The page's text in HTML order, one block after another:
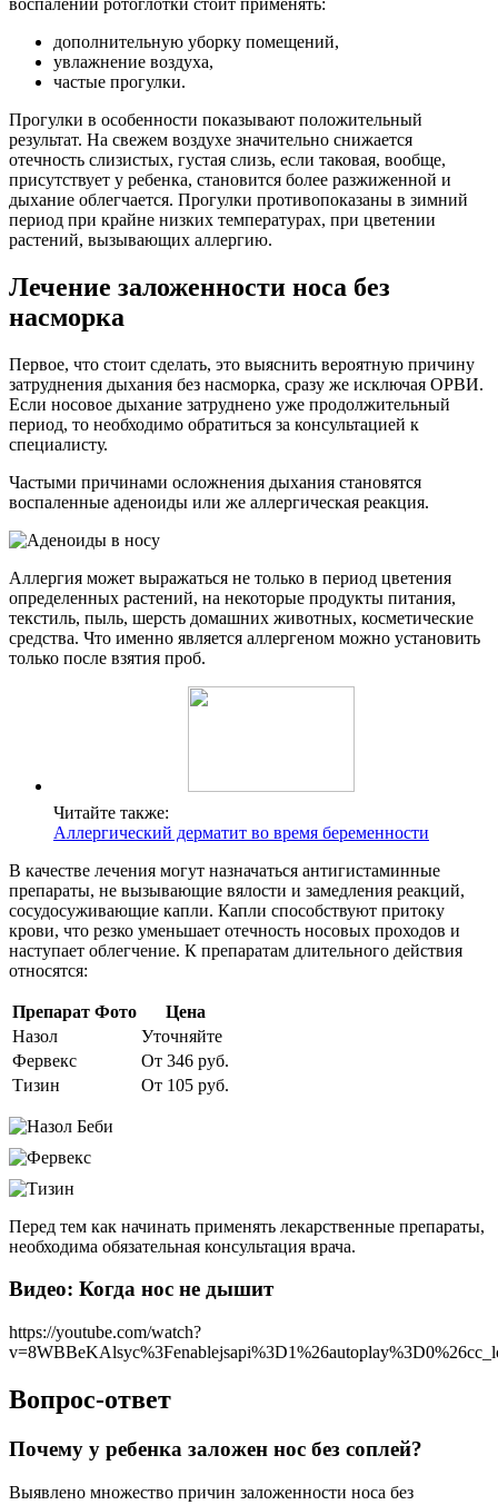
дополнительную уборку помещений,
увлажнение воздуха,
частые прогулки.
Прогулки в особенности показывают положительный
результат. На свежем воздухе значительно снижается
отечность слизистых, густая слизь, если таковая, вообще,
присутствует у ребенка, становится более разжиженной и
дыхание облегчается. Прогулки противопоказаны в зимний
период при крайне низких температурах, при цветении
растений, вызывающих аллергию.
Лечение заложенности носа без
насморка
Первое, что стоит сделать, это выяснить вероятную причину
затруднения дыхания без насморка, сразу же исключая ОРВИ.
Если носовое дыхание затруднено уже продолжительный
период, то необходимо обратиться за консультацией к
специалисту.
Частыми причинами осложнения дыхания становятся
воспаленные аденоиды или же аллергическая реакция.
Аллергия может выражаться не только в период цветения
определенных растений, на некоторые продукты питания,
текстиль, пыль, шерсть домашних животных, косметические
средства. Что именно является аллергеном можно установить
только после взятия проб.
Читайте также:
Аллергический дерматит во время беременности
В качестве лечения могут назначаться антигистаминные
препараты, не вызывающие вялости и замедления реакций,
сосудосуживающие капли. Капли способствуют притоку
крови, что резко уменьшает отечность носовых проходов и
наступает облегчение. К препаратам длительного действия
относятся:
Препарат Фото
Цена
Назол
Уточняйте
Фервекс
От 346 руб.
Тизин
От 105 руб.
Перед тем как начинать применять лекарственные препараты,
необходима обязательная консультация врача.
Видео: Когда нос не дышит
https://youtube.com/watch?
Вопрос-ответ
Почему у ребенка заложен нос без соплей?
Выявлено множество причин заложенности носа без